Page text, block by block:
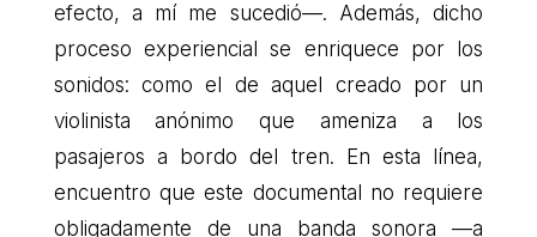
efecto, a mí me sucedió—. Además, dicho
proceso experiencial se enriquece por los
sonidos: como el de aquel creado por un
violinista anónimo que ameniza a los
pasajeros a bordo del tren. En esta línea,
encuentro que este documental no requiere
obligadamente de una banda sonora —a